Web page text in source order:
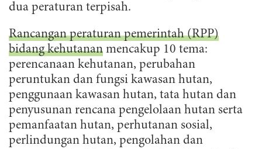
dua peraturan terpisah.
Rancangan peraturan pemerintah (RPP)
bidang kehutanan mencakup 10 tema:
perencanaan kehutanan, perubahan
peruntukan dan fungsi kawasan hutan,
penggunaan kawasan hutan, tata hutan dan
penyusunan rencana pengelolaan hutan serta
pemanfaatan hutan, perhutanan sosial,
perlindungan hutan, pengolahan dan